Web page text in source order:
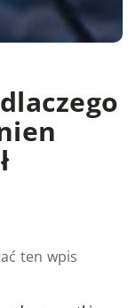
ten wpis